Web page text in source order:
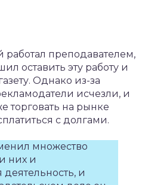
работал преподавателем,
оставить эту работу и
Однако из-за
исчезли, и
торговать на рынке
с долгами.
множество
них и
и